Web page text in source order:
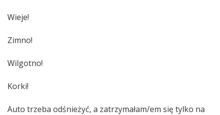
Wieje!
Zimno!
Wilgotno!
Korki!
Auto trzeba odśnieżyć, a zatrzymałam/em się tylko na